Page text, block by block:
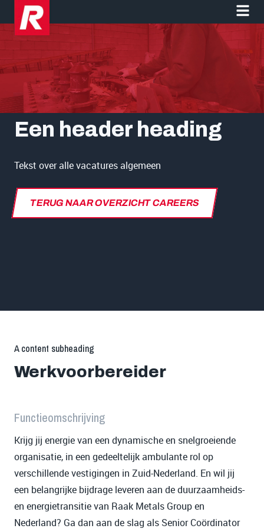
Een header heading
Tekst over alle vacatures algemeen
TERUG NAAR OVERZICHT CAREERS
A content subheading
Werkvoorbereider
Functieomschrijving
Krijg jij energie van een dynamische en snelgroeiende
organisatie, in een gedeeltelijk ambulante rol op
verschillende vestigingen in Zuid-Nederland. En wil jij
een belangrijke bijdrage leveren aan de duurzaamheids-
en energietransitie van Raak Metals Group en
Nederland? Ga dan aan de slag als Senior Coördinator